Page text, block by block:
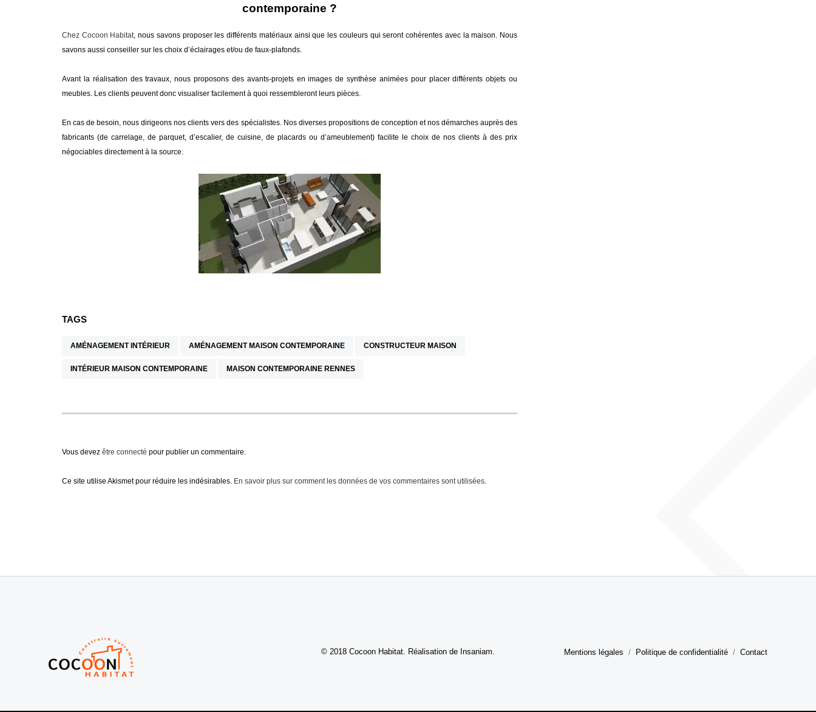
contemporaine ?
Chez Cocoon Habitat , nous savons proposer les différents matériaux ainsi que les couleurs qui seront cohérentes avec la maison. Nous
savons aussi conseiller sur les choix d’éclairages et/ou de faux-plafonds.
Avant la réalisation des travaux, nous proposons des avants-projets en images de synthèse animées pour placer différents objets ou
meubles. Les clients peuvent donc visualiser facilement à quoi ressembleront leurs pièces.
En cas de besoin, nous dirigeons nos clients vers des spécialistes. Nos diverses propositions de conception et nos démarches auprès des
fabricants (de carrelage, de parquet, d’escalier, de cuisine, de placards ou d’ameublement) facilite le choix de nos clients à des prix
négociables directement à la source.
TAGS
AMÉNAGEMENT INTÉRIEUR AMÉNAGEMENT MAISON CONTEMPORAINE CONSTRUCTEUR MAISON
INTÉRIEUR MAISON CONTEMPORAINE MAISON CONTEMPORAINE RENNES
Vous devez être connecté pour publier un commentaire.
Ce site utilise Akismet pour réduire les indésirables. En savoir plus sur comment les données de vos commentaires sont utilisées
© 2018 Cocoon Habitat. Réalisation de Insaniam. Mentions légales Politique de confidentialité Contact